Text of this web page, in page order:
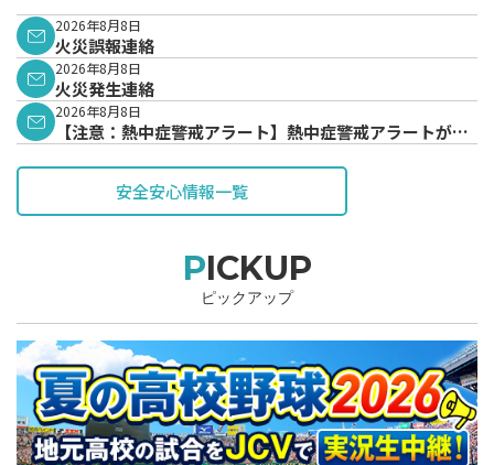
2026年8月8日
火災誤報連絡
2026年8月8日
火災発生連絡
2026年8月8日
【注意：熱中症警戒アラート】熱中症警戒アラートが発
安全安心情報一覧
PICKUP
ピックアップ